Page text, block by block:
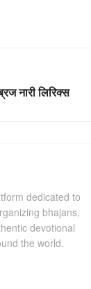
नारी लिरिक्स
dedicated to
bhajans,
devotional
the world.